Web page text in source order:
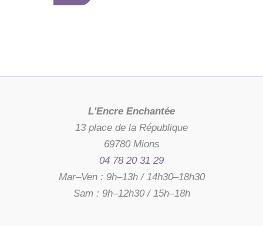
L'Encre Enchantée
13 place de la République
69780 Mions
04 78 20 31 29
Mar–Ven : 9h–13h / 14h30–18h30
Sam : 9h–12h30 / 15h–18h